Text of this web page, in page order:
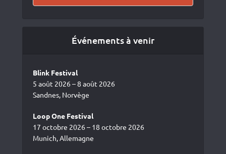
Événements à venir
Blink Festival
5 août 2026 – 8 août 2026
Sandnes, Norvège
Loop One Festival
17 octobre 2026 – 18 octobre 2026
Munich, Allemagne